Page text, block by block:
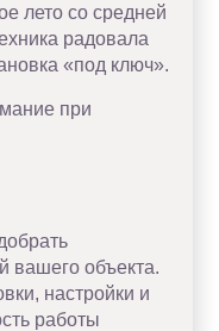
лето со средней
радовала
«под ключ».
при
вашего объекта.
настройки и
работы